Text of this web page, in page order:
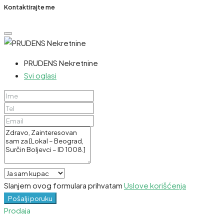
Kontaktirajte me
PRUDENS Nekretnine
Svi oglasi
Slanjem ovog formulara prihvatam Uslove korišćenja
Pošalji poruku
Prodaja